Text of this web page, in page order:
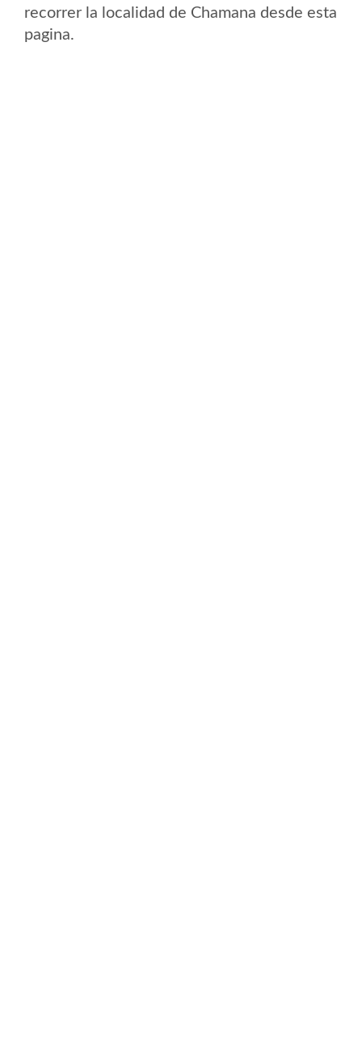
recorrer la localidad de Chamana desde esta
pagina.